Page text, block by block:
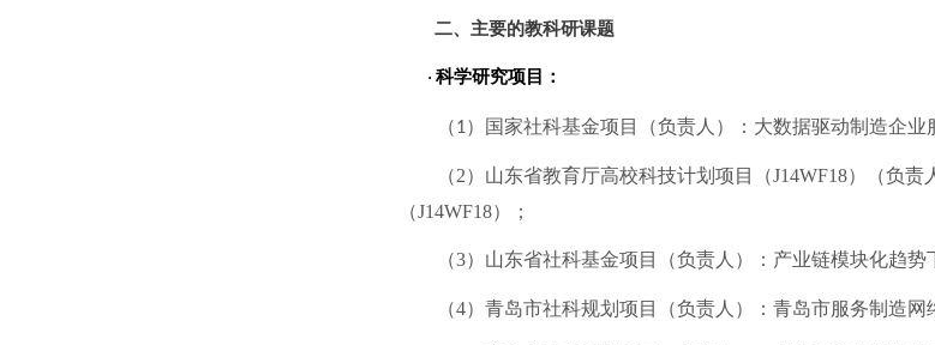
二、主要的教科研课题
· 科学研究项目：
（1） 国家社科基金项目（负责人）：大数据驱动制造企
（2）山东省教育厅高校科技计划项目 （J14WF18） （负责
（J14WF18）；
（3）山东省社科基金项目（负责人）： 产业链模块化趋势
（4）青岛市社科规划项目（负责人）：青岛市服务制造网